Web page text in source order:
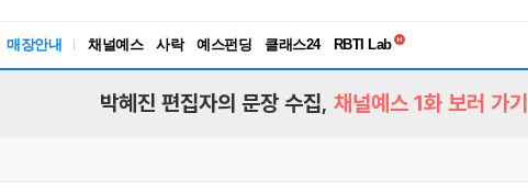
매장안내 채널예스 사락 예스펀딩 클래스24
독서유형검사
박혜진 편집자의 문장 수집, 채널예스 1화 보러 가기